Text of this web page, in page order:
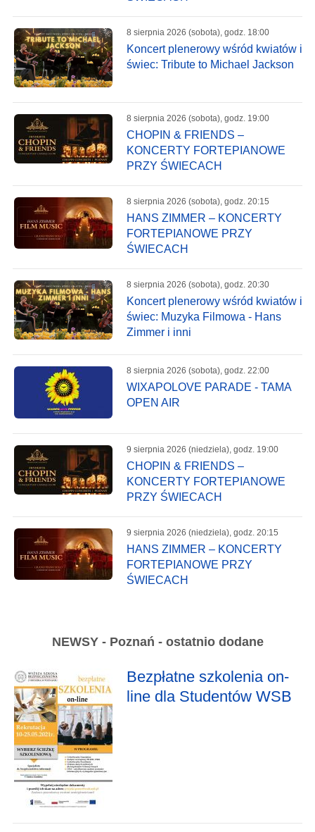
8 sierpnia 2026 (sobota), godz. 18:00
Koncert plenerowy wśród kwiatów i
świec: Tribute to Michael Jackson
8 sierpnia 2026 (sobota), godz. 19:00
CHOPIN & FRIENDS –
KONCERTY FORTEPIANOWE
PRZY ŚWIECACH
8 sierpnia 2026 (sobota), godz. 20:15
HANS ZIMMER – KONCERTY
FORTEPIANOWE PRZY
ŚWIECACH
8 sierpnia 2026 (sobota), godz. 20:30
Koncert plenerowy wśród kwiatów i
świec: Muzyka Filmowa - Hans
Zimmer i inni
8 sierpnia 2026 (sobota), godz. 22:00
WIXAPOLOVE PARADE - TAMA
OPEN AIR
9 sierpnia 2026 (niedziela), godz. 19:00
CHOPIN & FRIENDS –
KONCERTY FORTEPIANOWE
PRZY ŚWIECACH
9 sierpnia 2026 (niedziela), godz. 20:15
HANS ZIMMER – KONCERTY
FORTEPIANOWE PRZY
ŚWIECACH
NEWSY - Poznań - ostatnio dodane
Bezpłatne szkolenia on-
line dla Studentów WSB